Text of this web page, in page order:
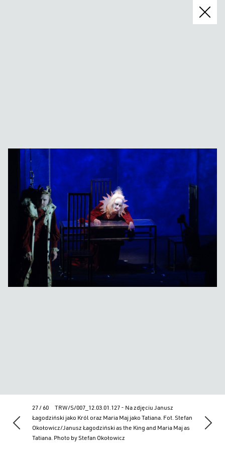
27 / 60
TRW/S/007_12.03.01.127 - Na zdjęciu Janusz
Łagodziński jako Król oraz Maria Maj jako Tatiana. Fot. Stefan
Okołowicz/Janusz Łagodziński as the King and Maria Maj as
Tatiana. Photo by Stefan Okołowicz